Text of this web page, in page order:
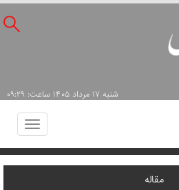
شنبه ۱۷ مرداد ۱۴۰۵ ساعت: ۰۹:۲۹
Toggle
مقاله